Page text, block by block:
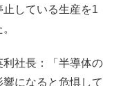
している生産を1
社長：「半導体の
になると危惧して